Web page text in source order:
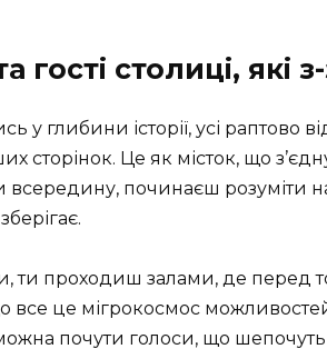
гості столиці, які
у глибини історії, усі раптово
сторінок. Це як місток, що
починаєш розуміти
ти проходиш залами, де перед
все це мігрокосмос
почути голоси, що